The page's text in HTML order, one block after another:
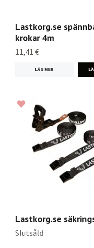
Lastkorg.se
krokar 4m
11,41 €
LÄS MER
Lastkorg.se
Slutsåld